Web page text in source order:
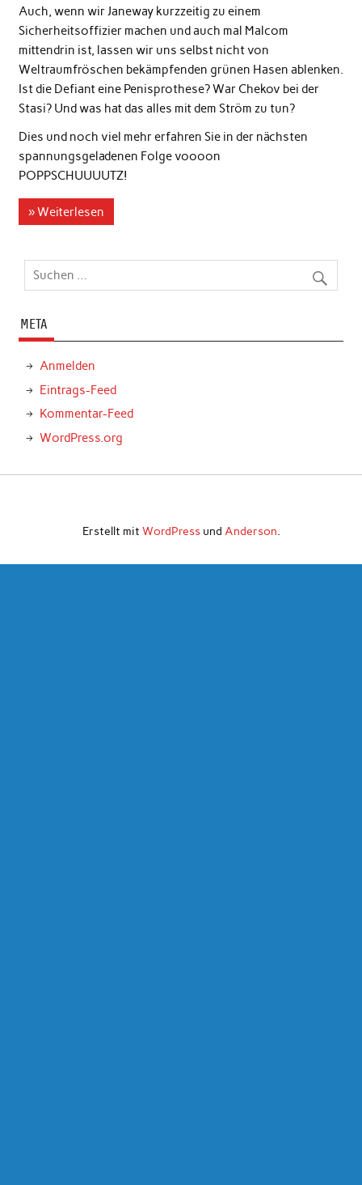
Auch, wenn wir Janeway kurzzeitig zu einem
Sicherheitsoffizier machen und auch mal Malcom
mittendrin ist, lassen wir uns selbst nicht von
Weltraumfröschen bekämpfenden grünen Hasen ablenken.
Ist die Defiant eine Penisprothese? War Chekov bei der
Stasi? Und was hat das alles mit dem Ström zu tun?
Dies und noch viel mehr erfahren Sie in der nächsten
spannungsgeladenen Folge voooon
POPPSCHUUUUTZ!
» Weiterlesen
META
Anmelden
Eintrags-Feed
Kommentar-Feed
WordPress.org
Erstellt mit WordPressund Anderson